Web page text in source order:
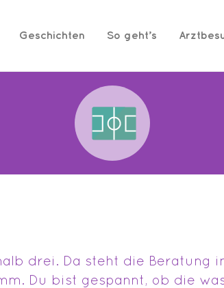
Geschichten So geht’s
drei. Da steht die Beratung
Du bist gespannt, ob die